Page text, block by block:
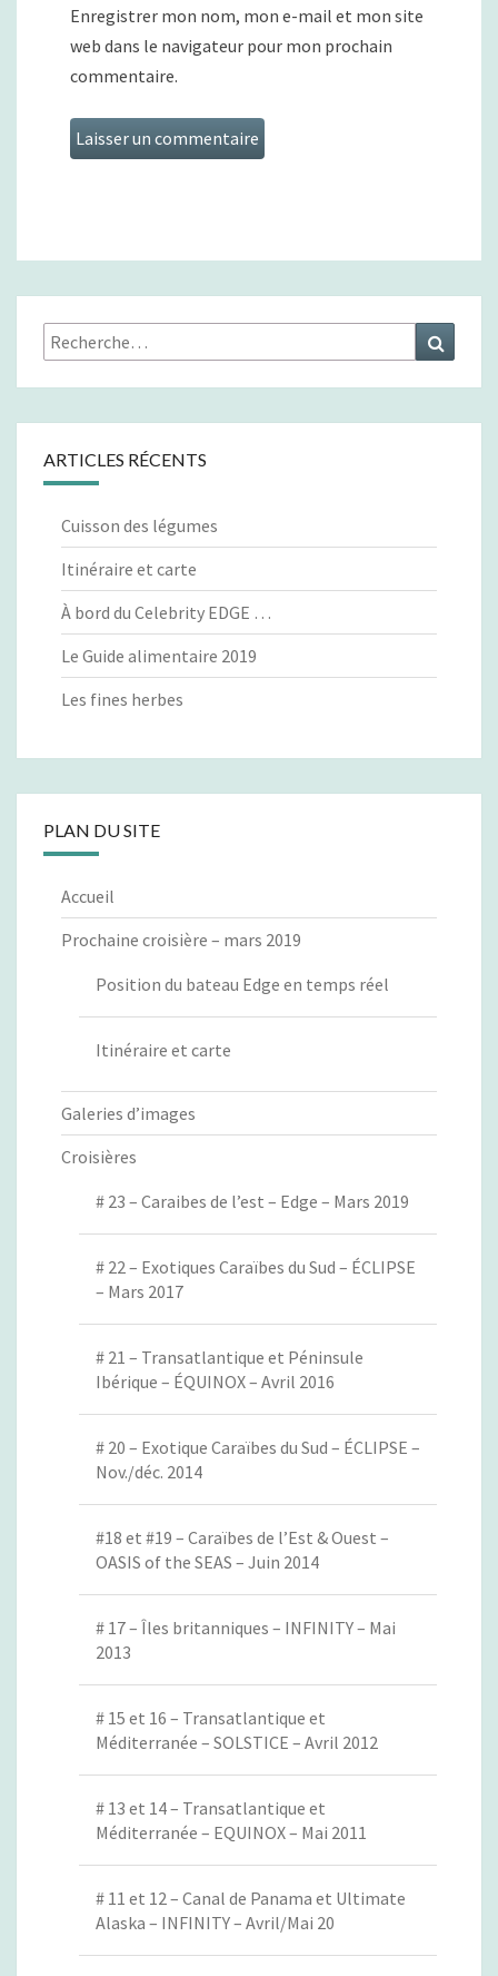
Enregistrer mon nom, mon e-mail et mon site
web dans le navigateur pour mon prochain
commentaire.
Rechercher :
ARTICLES RÉCENTS
Cuisson des légumes
Itinéraire et carte
À bord du Celebrity EDGE …
Le Guide alimentaire 2019
Les fines herbes
PLAN DU SITE
Accueil
Prochaine croisière – mars 2019
Position du bateau Edge en temps réel
Itinéraire et carte
Galeries d’images
Croisières
# 23 – Caraibes de l’est – Edge – Mars 2019
# 22 – Exotiques Caraïbes du Sud – ÉCLIPSE
– Mars 2017
# 21 – Transatlantique et Péninsule
Ibérique – ÉQUINOX – Avril 2016
# 20 – Exotique Caraïbes du Sud – ÉCLIPSE –
Nov./déc. 2014
#18 et #19 – Caraïbes de l’Est & Ouest –
OASIS of the SEAS – Juin 2014
# 17 – Îles britanniques – INFINITY – Mai
2013
# 15 et 16 – Transatlantique et
Méditerranée – SOLSTICE – Avril 2012
# 13 et 14 – Transatlantique et
Méditerranée – EQUINOX – Mai 2011
# 11 et 12 – Canal de Panama et Ultimate
Alaska – INFINITY – Avril/Mai 20